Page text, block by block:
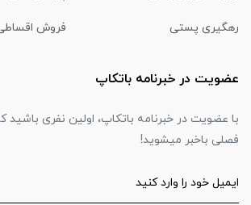
رهگیری پستی فروش
عضویت در خبرنامه باتکاپ
با عضویت در خبرنامه باتکاپ، اولین نفری
فصلی باخبر میشوید!